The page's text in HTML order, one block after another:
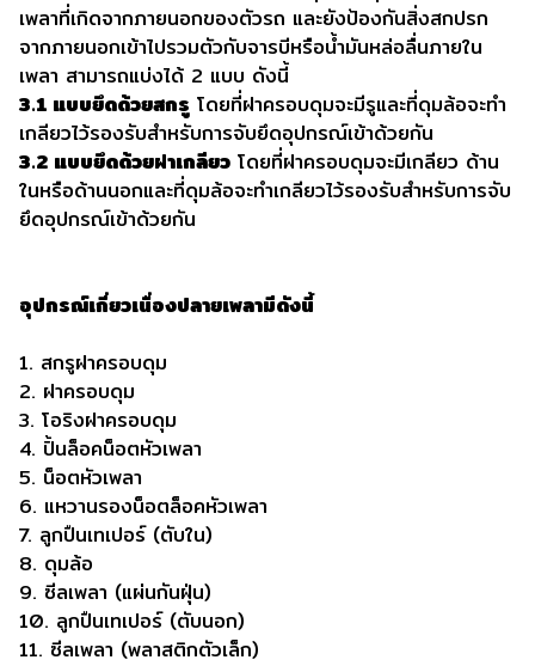
เพลาที่เกิดจากภายนอกของตัวรถ และยังป้องกันสิ่งสกปรก
จากภายนอกเข้าไปรวมตัวกับจารบีหรือนํ้ามันหล่อลื่นภายใน
เพลา สามารถแบ่งได้ 2 แบบ ดังนี้
3.1 แบบยึดด้วยสกรู โดยที่ฝาครอบดุมจะมีรูและที่ดุมล้อจะทำ
เกลียวไว้รองรับสำหรับการจับยึดอุปกรณ์เข้าด้วยกัน
3.2 แบบยึดด้วยฝาเกลียว โดยที่ฝาครอบดุมจะมีเกลียว ด้าน
ในหรือด้านนอกและที่ดุมล้อจะทำเกลียวไว้รองรับสำหรับการจับ
ยึดอุปกรณ์เข้าด้วยกัน
อุปกรณ์เกี่ยวเนื่องปลายเพลามีดังนี้
1. สกรูฝาครอบดุม
2. ฝาครอบดุม
3. โอริงฝาครอบดุม
4. ปิ้นล็อคน็อตหัวเพลา
5. น็อตหัวเพลา
6. แหวานรองน็อตล็อคหัวเพลา
7. ลูกปืนเทเปอร์ (ตับใน)
8. ดุมล้อ
9. ซีลเพลา (แผ่นกันฝุ่น)
10. ลูกปืนเทเปอร์ (ตับนอก)
11. ซีลเพลา (พลาสติกตัวเล็ก)